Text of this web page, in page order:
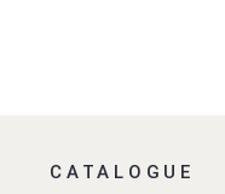
CATALOGUE